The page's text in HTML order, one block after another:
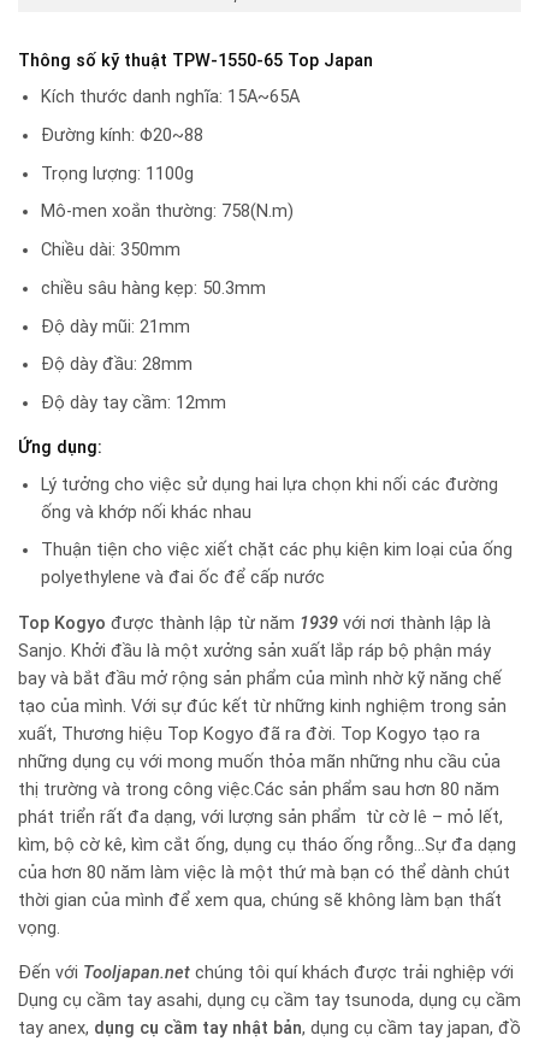
Thông số kỹ thuật TPW-1550-65 Top Japan
Kích thước danh nghĩa: 15A~65A
Đường kính: Φ20~88
Trọng lượng: 1100g
Mô-men xoắn thường: 758(N.m)
Chiều dài: 350mm
chiều sâu hàng kẹp: 50.3mm
Độ dày mũi: 21mm
Độ dày đầu: 28mm
Độ dày tay cầm: 12mm
Ứng dụng:
Lý tưởng cho việc sử dụng hai lựa chọn khi nối các đường
ống và khớp nối khác nhau
Thuận tiện cho việc xiết chặt các phụ kiện kim loại của ống
polyethylene và đai ốc để cấp nước
Top Kogyo được thành lập từ năm 1939 với nơi thành lập là
Sanjo. Khởi đầu là một xưởng sản xuất lắp ráp bộ phận máy
bay và bắt đầu mở rộng sản phẩm của mình nhờ kỹ năng chế
tạo của mình. Với sự đúc kết từ những kinh nghiệm trong sản
xuất, Thương hiệu Top Kogyo đã ra đời. Top Kogyo tạo ra
những dụng cụ với mong muốn thỏa mãn những nhu cầu của
thị trường và trong công việc.Các sản phẩm sau hơn 80 năm
phát triển rất đa dạng, với lượng sản phẩm từ cờ lê – mỏ lết,
kìm, bộ cờ kê, kìm cắt ống, dụng cụ tháo ống rỗng…Sự đa dạng
của hơn 80 năm làm việc là một thứ mà bạn có thể dành chút
thời gian của mình để xem qua, chúng sẽ không làm bạn thất
vọng.
Đến với Tooljapan.net chúng tôi quí khách được trải nghiệp với
Dụng cụ cầm tay asahi, dụng cụ cầm tay tsunoda, dụng cụ cầm
tay anex, dụng cụ cầm tay nhật bản, dụng cụ cầm tay japan, đồ